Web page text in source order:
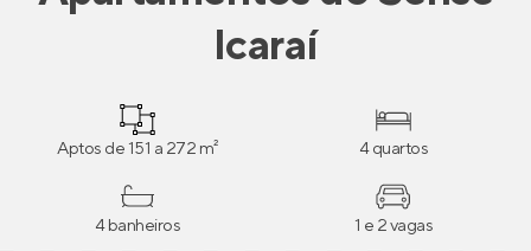
Icaraí
Aptos de 151 a 272 m² 4 quartos
4 banheiros 1 e 2 vagas